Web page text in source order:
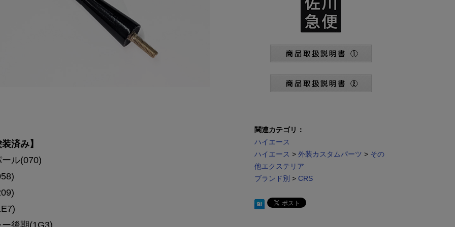
済み】
ル(070)
後期(1G3)
関連カテゴリ：
ハイエース
ハイエース > 外装カスタムパーツ > その
他エクステリア
ブランド別 > CRS